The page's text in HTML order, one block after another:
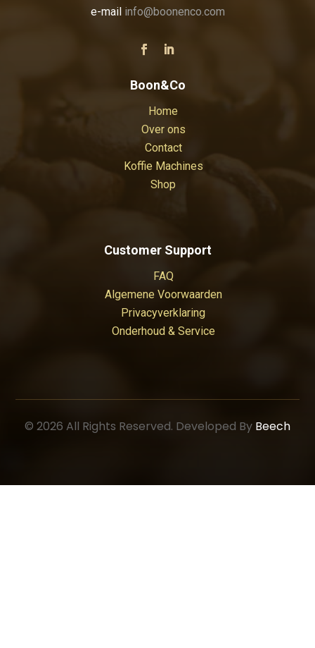
e-mail info@boonenco.com
Boon&Co
Home
Over ons
Contact
Koffie Machines
Shop
Customer Support
FAQ
Algemene Voorwaarden
Privacyverklaring
Onderhoud & Service
© 2026 All Rights Reserved. Developed By Beech